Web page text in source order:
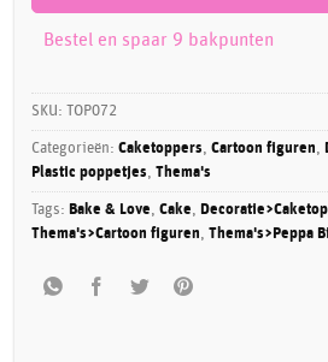
Bestel en spaar 9 bakpunten
SKU:TOP072
Categorieën:Caketoppers,Cartoon figuren,
Plastic poppetjes,Thema's
Tags: Bake & Love,Cake,
Thema's>Cartoon figuren,Thema's>Peppa